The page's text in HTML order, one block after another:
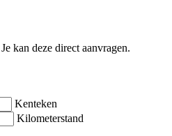
kan deze direct aanvragen.
Kenteken
Kilometerstand